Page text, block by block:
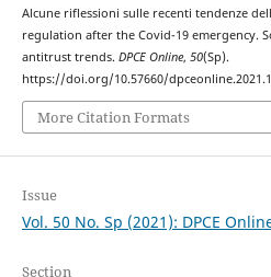
Alcune riflessioni sulle recenti tendenze
regulation after the Covid-19 emergency.
antitrust trends. DPCE Online, 50(Sp).
https://doi.org/10.57660/
More Citation Formats
Issue
Vol. 50 No. Sp (2021): DPCE
Section